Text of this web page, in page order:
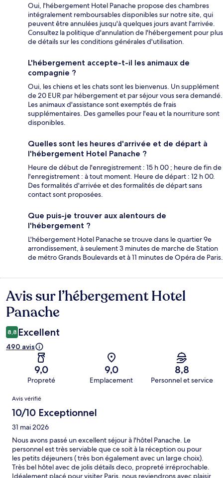
Oui, l'hébergement Hotel Panache propose des chambres
intégralement remboursables disponibles sur notre site, qui
peuvent être annulées jusqu'à quelques jours avant l'arrivée.
Consultez la politique d'annulation de l'hébergement pour plus
de détails sur les conditions générales d'utilisation.
L'hébergement accepte-t-il les animaux de
compagnie ?
Oui, les chiens et les chats sont les bienvenus. Un supplément
de 20 EUR par hébergement et par séjour vous sera demandé.
Les animaux d'assistance sont exemptés de frais
supplémentaires. Des gamelles pour l'eau et la nourriture sont
disponibles.
Quelles sont les heures d'arrivée et de départ à
l'hébergement Hotel Panache ?
Heure de début de l'enregistrement : 15 h 00 ; heure de fin de
l'enregistrement : à tout moment. Heure de départ : 12 h 00.
Des formalités d'arrivée et des formalités de départ sans
contact sont proposées.
Que puis-je trouver aux alentours de
l'hébergement ?
L'hébergement Hotel Panache se trouve dans le quartier 9e
arrondissement, à seulement 3 minutes de marche de Station
de métro Grands Boulevards et à 11 minutes de Opéra de Paris.
Avis
Avis sur l’hébergement Hotel
Panache
8,8 Excellent
490 avis
9,0
Propreté
9,0
Emplacement
8,8
Personnel et service
Avis
Avis vérifié
10/10 Exceptionnel
31 mai 2026
Nous avons passé un excellent séjour à l'hôtel Panache. Le
personnel est très serviable que ce soit à la réception ou pour
les petits déjeuners ( très bon également avec un large choix).
Très bel hôtel avec de jolis détails deco, propreté irréprochable.
Idéalement placé pour visiter Paris, nous reviendrons avec plaisir